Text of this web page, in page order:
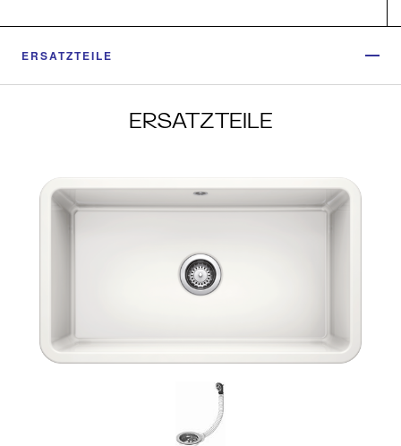
ERSATZTEILE
ERSATZTEILE